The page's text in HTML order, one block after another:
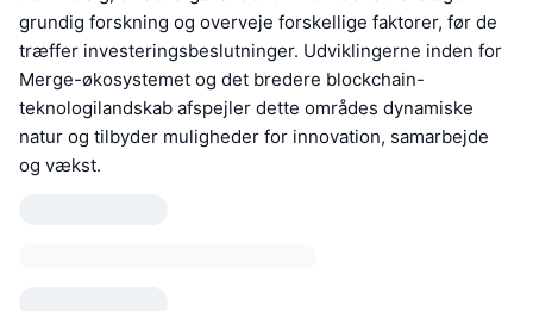
grundig forskning og overveje forskellige faktorer, før de
træffer investeringsbeslutninger. Udviklingerne inden for
Merge-økosystemet og det bredere blockchain-
teknologilandskab afspejler dette områdes dynamiske
natur og tilbyder muligheder for innovation, samarbejde
og vækst.